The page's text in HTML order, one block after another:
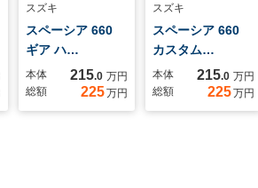
スズキ
スペーシア 660
ギア ハ…
本体 215.0 万円
総額
225万円
スズキ
スペーシア 660
カスタム…
本体 215.0 万円
総額
225万円